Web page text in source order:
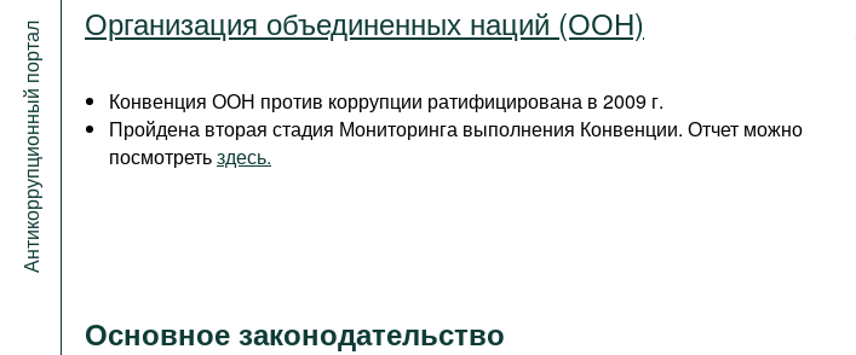
Антикоррупционный портал Организация объединенных наций (ООН)
Конвенция ООН против коррупции ратифицирована в 2009 г.
Пройдена вторая стадия Мониторинга выполнения Конвенции. Отчет можно
посмотретьздесь.
Основное законодательство